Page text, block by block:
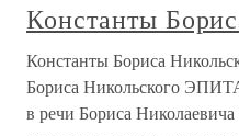
Константы
Константы Бориса
Бориса Никольского
в речи Бориса